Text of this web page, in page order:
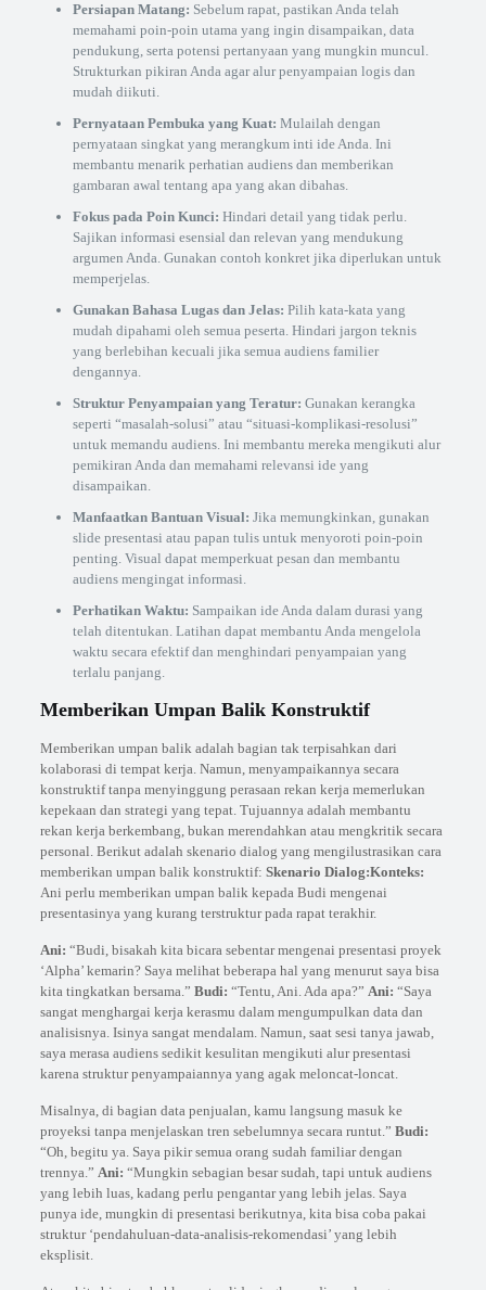
Persiapan Matang: Sebelum rapat, pastikan Anda telah
memahami poin-poin utama yang ingin disampaikan, data
pendukung, serta potensi pertanyaan yang mungkin muncul.
Strukturkan pikiran Anda agar alur penyampaian logis dan
mudah diikuti.
Pernyataan Pembuka yang Kuat: Mulailah dengan
pernyataan singkat yang merangkum inti ide Anda. Ini
membantu menarik perhatian audiens dan memberikan
gambaran awal tentang apa yang akan dibahas.
Fokus pada Poin Kunci: Hindari detail yang tidak perlu.
Sajikan informasi esensial dan relevan yang mendukung
argumen Anda. Gunakan contoh konkret jika diperlukan untuk
memperjelas.
Gunakan Bahasa Lugas dan Jelas: Pilih kata-kata yang
mudah dipahami oleh semua peserta. Hindari jargon teknis
yang berlebihan kecuali jika semua audiens familier
dengannya.
Struktur Penyampaian yang Teratur: Gunakan kerangka
seperti “masalah-solusi” atau “situasi-komplikasi-resolusi”
untuk memandu audiens. Ini membantu mereka mengikuti alur
pemikiran Anda dan memahami relevansi ide yang
disampaikan.
Manfaatkan Bantuan Visual: Jika memungkinkan, gunakan
slide presentasi atau papan tulis untuk menyoroti poin-poin
penting. Visual dapat memperkuat pesan dan membantu
audiens mengingat informasi.
Perhatikan Waktu: Sampaikan ide Anda dalam durasi yang
telah ditentukan. Latihan dapat membantu Anda mengelola
waktu secara efektif dan menghindari penyampaian yang
terlalu panjang.
Memberikan Umpan Balik Konstruktif
Memberikan umpan balik adalah bagian tak terpisahkan dari
kolaborasi di tempat kerja. Namun, menyampaikannya secara
konstruktif tanpa menyinggung perasaan rekan kerja memerlukan
kepekaan dan strategi yang tepat. Tujuannya adalah membantu
rekan kerja berkembang, bukan merendahkan atau mengkritik secara
personal. Berikut adalah skenario dialog yang mengilustrasikan cara
memberikan umpan balik konstruktif: Skenario Dialog:Konteks:
Ani perlu memberikan umpan balik kepada Budi mengenai
presentasinya yang kurang terstruktur pada rapat terakhir.
Ani: “Budi, bisakah kita bicara sebentar mengenai presentasi proyek
‘Alpha’ kemarin? Saya melihat beberapa hal yang menurut saya bisa
kita tingkatkan bersama.” Budi: “Tentu, Ani. Ada apa?” Ani: “Saya
sangat menghargai kerja kerasmu dalam mengumpulkan data dan
analisisnya. Isinya sangat mendalam. Namun, saat sesi tanya jawab,
saya merasa audiens sedikit kesulitan mengikuti alur presentasi
karena struktur penyampaiannya yang agak meloncat-loncat.
Misalnya, di bagian data penjualan, kamu langsung masuk ke
proyeksi tanpa menjelaskan tren sebelumnya secara runtut.” Budi:
“Oh, begitu ya. Saya pikir semua orang sudah familiar dengan
trennya.” Ani: “Mungkin sebagian besar sudah, tapi untuk audiens
yang lebih luas, kadang perlu pengantar yang lebih jelas. Saya
punya ide, mungkin di presentasi berikutnya, kita bisa coba pakai
struktur ‘pendahuluan-data-analisis-rekomendasi’ yang lebih
eksplisit.